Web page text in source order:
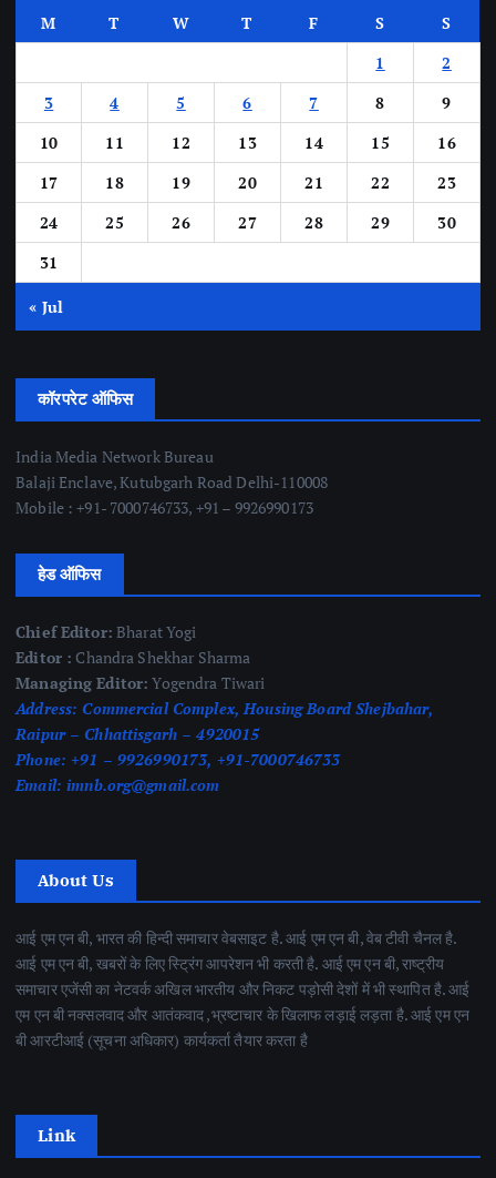
M T W T F S
S
1
2
3
4 5 6 7 8
9
10
11 12 13 14 15
16
17
18 19 20 21 22
23
24
25 26 27 28 29
30
31
« Jul
कॉरपरेट ऑफिस
India Media Network Bureau
Balaji Enclave, Kutubgarh Road Delhi-110008
Mobile : +91- 7000746733, +91 – 9926990173
हेड ऑफिस
Chief Editor: Bharat Yogi
Editor : Chandra Shekhar Sharma
Managing Editor: Yogendra Tiwari
Address: Commercial Complex, Housing Board Shejbahar,
Raipur – Chhattisgarh – 4920015
Phone: +91 – 9926990173, +91-7000746733
Email: imnb.org@gmail.com
About Us
आई एम एन बी, भारत की हिन्दी समाचार वेबसाइट है. आई एम एन बी, वेब टीवी चैनल है.
आई एम एन बी, खबरों के लिए स्ट्रिंग आपरेशन भी करती है. आई एम एन बी, राष्ट्रीय
समाचार एजेंसी का नेटवर्क अखिल भारतीय और निकट पड़ोसी देशों में भी स्थापित है. आई
एम एन बी नक्सलवाद और आतंकवाद ,भ्रष्टाचार के खिलाफ लड़ाई लड़ता है. आई एम एन
बी आरटीआई (सूचना अधिकार) कार्यकर्ता तैयार करता है
Link